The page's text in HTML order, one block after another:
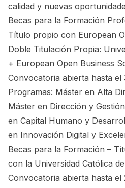
calidad y nuevas
Becas para la Formación
Título propio con European
Doble Titulación Propia:
+ European Open Business
Convocatoria abierta hasta el
Programas: Máster en Alta
Máster en Dirección y
en Capital Humano y
en Innovación Digital y
Becas para la Formación –
con la Universidad Católica
Convocatoria abierta hasta el